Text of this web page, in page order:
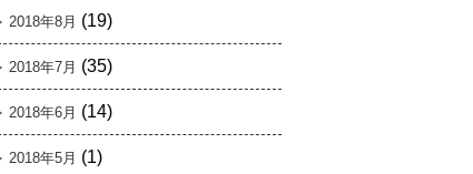
2018年8月 (19)
2018年7月 (35)
2018年6月 (14)
2018年5月 (1)